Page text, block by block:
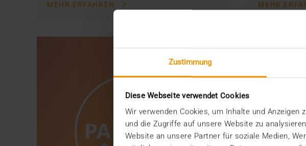
Zustimmung
Diese Webseite verwendet Cookies
Wir verwenden Cookies, um Inhalte und
und die Zugriffe auf unsere Website zu
Website an unsere Partner für soziale Medien,
MEHR ERFAHREN MEHR